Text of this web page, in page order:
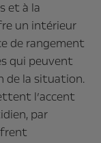
et à la
un intérieur
de rangement
qui peuvent
de la situation.
l’accent
par